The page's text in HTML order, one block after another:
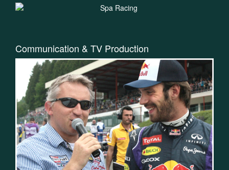
Communication & TV Production